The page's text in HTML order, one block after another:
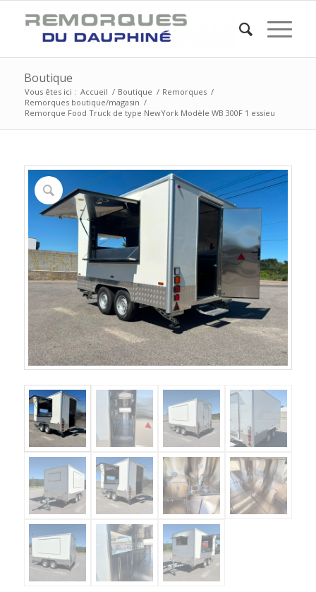
Boutique
Vous êtes ici : Accueil / Boutique / Remorques /
Remorques boutique/magasin /
Remorque Food Truck de type NewYork Modèle WB 300F 1 essieu